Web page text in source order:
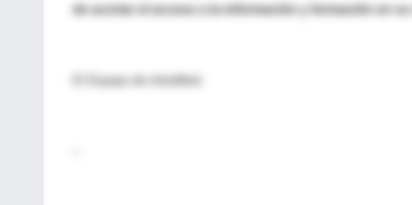
de acortar el acceso a la información y formación en